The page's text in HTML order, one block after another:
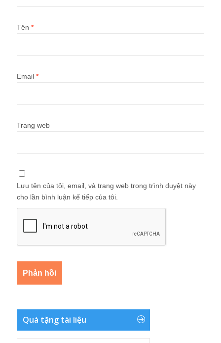
Tên *
Email *
Trang web
Lưu tên của tôi, email, và trang web trong trình duyệt này
cho lần bình luận kế tiếp của tôi.
Quà tặng tài liệu